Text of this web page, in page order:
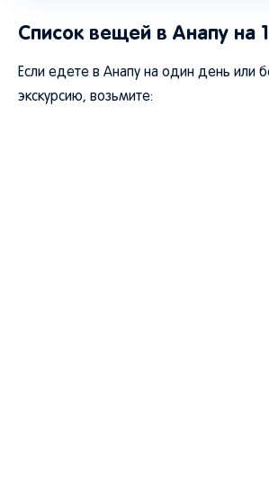
Список вещей в Анапу на
Если едете в Анапу на один день или
экскурсию, возьмите: